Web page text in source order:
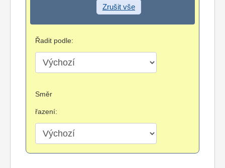
Zrušit vše
Řadit podle:
Směr
řazení: